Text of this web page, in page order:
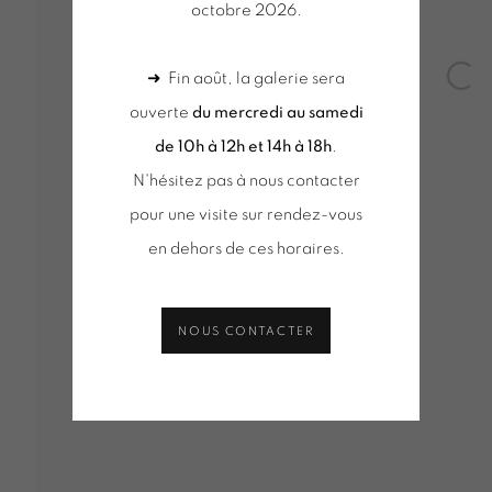
VUES D'INSTALLATION SÉLECTION D'OEUVRES
D'INFORMATION
octobre 2026.
➜ Fin août, la galerie sera
ouverte du mercredi au samedi
de 10h à 12h et 14h à 18h.
N'hésitez pas à nous contacter
pour une visite sur rendez-vous
en dehors de ces horaires.
NOUS CONTACTER